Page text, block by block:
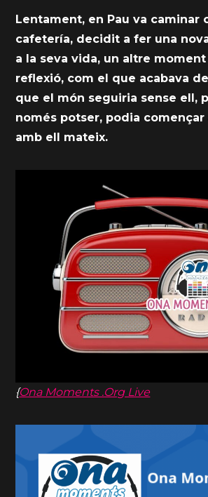
Lentament, en Pau va caminar
cafetería, decidit a fer una
a la seva vida, un altre
reflexió, com el que acabava
que el món seguiria sense ell,
només potser, podia començar
amb ell mateix.
{Ona Moments .Org Live